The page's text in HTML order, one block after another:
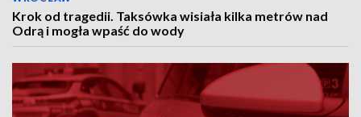
Krok od tragedii. Taksówka wisiała kilka metrów nad
Odrą i mogła wpaść do wody